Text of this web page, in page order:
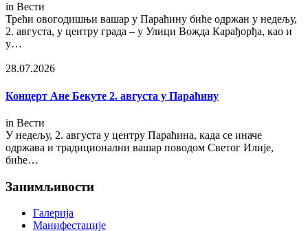
in Вести
Трећи овогодишњи вашар у Параћину биће одржан у недељу,
2. августа, у центру града – у Улици Вожда Карађорђа, као и
у…
28.07.2026
Концерт Ане Бекуте 2. августа у Параћину
in Вести
У недељу, 2. августа у центру Параћина, када се иначе
одржава и традиционални вашар поводом Светог Илије,
биће…
Занимљивости
Галерија
Манифестације